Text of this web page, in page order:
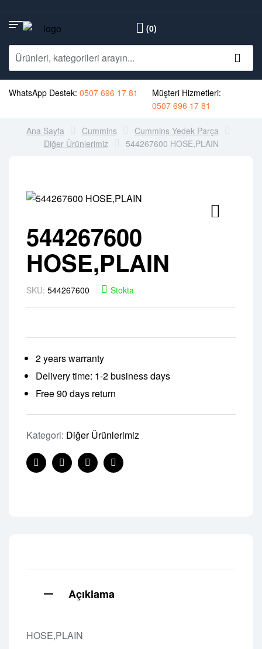
(0)
WhatsApp Destek: 0507 696 17 81
Müşteri Hizmetleri:
0507 696 17 81
Ana Sayfa Cummins
Cummins Yedek Parça
Diğer Ürünlerimiz
544267600 HOSE,PLAIN
544267600
HOSE,PLAIN
SKU: 544267600 Stokta
2 years warranty
Delivery time: 1-2 business days
Free 90 days return
Kategori: Diğer Ürünlerimiz
FacebookTwitterLinkedinPinterest
Açıklama
HOSE,PLAIN